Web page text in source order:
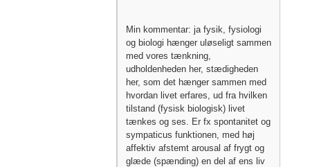
Min kommentar: ja fysik, fysiologi
og biologi hænger uløseligt sammen
med vores tænkning,
udholdenheden her, stædigheden
her, som det hænger sammen med
hvordan livet erfares, ud fra hvilken
tilstand (fysisk biologisk) livet
tænkes og ses. Er fx spontanitet og
sympaticus funktionen, med høj
affektiv afstemt arousal af frygt og
glæde (spænding) en del af ens liv